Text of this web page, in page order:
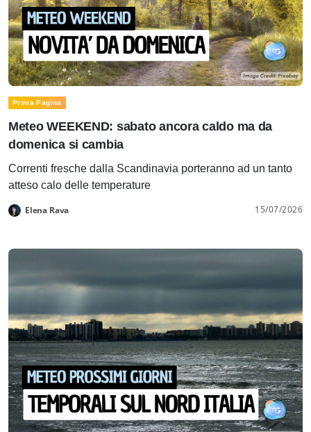
Prima Pagina
Meteo WEEKEND: sabato ancora caldo ma da
domenica si cambia
Correnti fresche dalla Scandinavia porteranno ad un tanto
atteso calo delle temperature
Elena Rava 15/07/2026